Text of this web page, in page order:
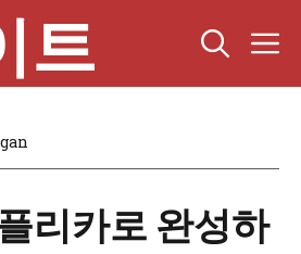
트
리카로 완성하